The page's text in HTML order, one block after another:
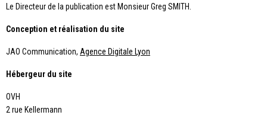
Le Directeur de la publication est Monsieur Greg SMITH.
Conception et réalisation du site
JAO Communication, Agence Digitale Lyon
Hébergeur du site
OVH
2 rue Kellermann